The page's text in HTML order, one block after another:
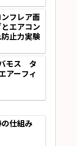
ンフレア面
エアコン
止力実験
モス タ
アーフィ
仕組み